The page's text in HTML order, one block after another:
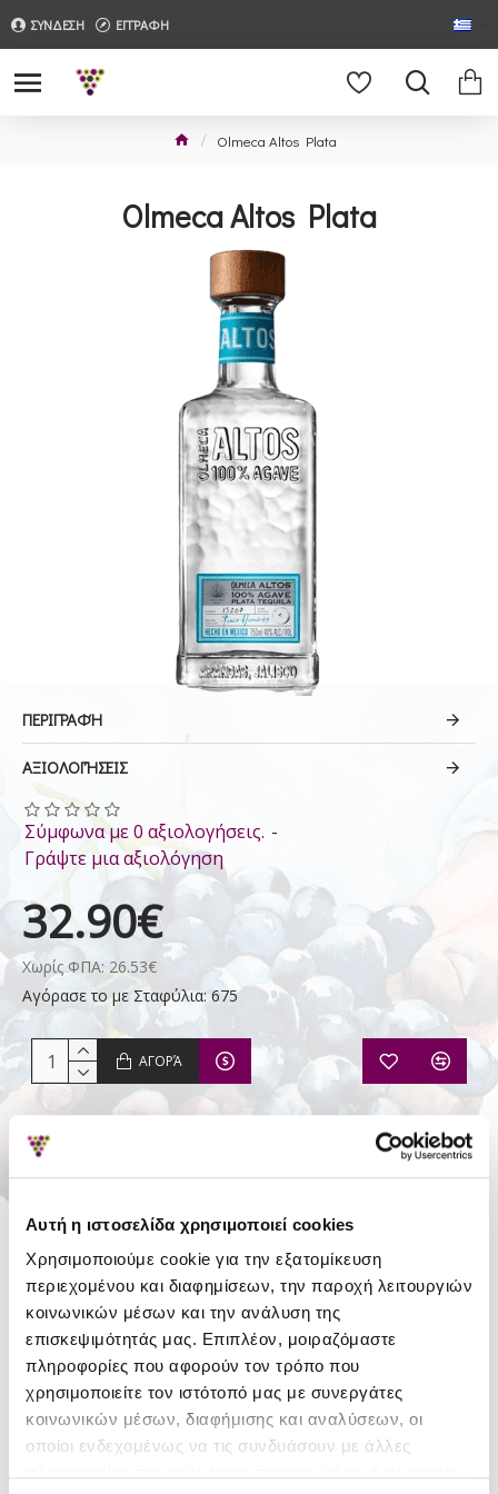
Αυτή η ιστοσελίδα χρησιμοποιεί cookies
Χρησιμοποιούμε cookie για την εξατομίκευση
περιεχομένου και διαφημίσεων, την παροχή λειτουργιών
κοινωνικών μέσων και την ανάλυση της
επισκεψιμότητάς μας. Επιπλέον, μοιραζόμαστε
πληροφορίες που αφορούν τον τρόπο που
χρησιμοποιείτε τον ιστότοπό μας με συνεργάτες
κοινωνικών μέσων, διαφήμισης και αναλύσεων, οι
οποίοι ενδεχομένως να τις συνδυάσουν με άλλες
ΣΥΝΔΕΣΗ ΕΓΓΡΑΦΗ
Olmeca Altos Plata
Olmeca Altos Plata
ΠΕΡΙΓΡΑΦΉ
ΑΞΙΟΛΟΓΉΣΕΙΣ
Απόθεμα:
Κερδίζετε Σταφύλια:
Σύμφωνα με 0 αξιολογήσεις. -
Γράψτε μια αξιολόγηση
32.90€
Χωρίς ΦΠΑ: 26.53€
Αγόρασε το με Σταφύλια: 675
ΑΓΟΡΆ
ΛΕΠΤΟΜΈΡΕΙΕΣ
Αλκοολικός
τίτλος
40%